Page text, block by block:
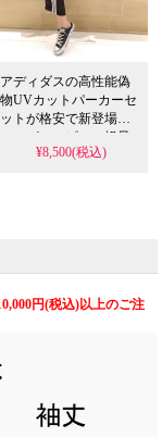
アディダスの高性能偽
物UVカットパーカーセ
ットが格安で新登場。
スーパーコピーの軽量
メッシュ素材モデル
る高品質レプリカで
¥8,500(税込)
円(税込)以上のご注